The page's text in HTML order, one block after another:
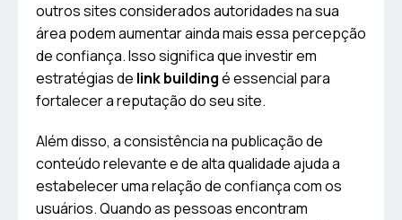
outros sites considerados autoridades na sua
área podem aumentar ainda mais essa percepção
de confiança. Isso significa que investir em
estratégias de link buildingé essencial para
fortalecer a reputação do seu site.
Além disso, a consistência na publicação de
conteúdo relevante e de alta qualidade ajuda a
estabelecer uma relação de confiança com os
usuários. Quando as pessoas encontram